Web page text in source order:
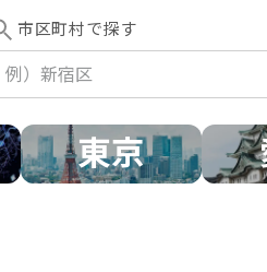
市区町村で探す
東京